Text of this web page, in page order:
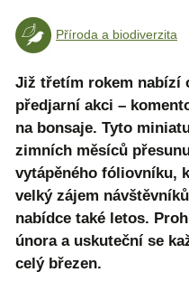
Příroda a biodiverzita
Již třetím rokem nabízí
předjarní akci –
na bonsaje. Tyto
zimních měsíců
vytápěného fóliovníku,
velký zájem
nabídce také letos.
února a uskuteční se
celý březen.